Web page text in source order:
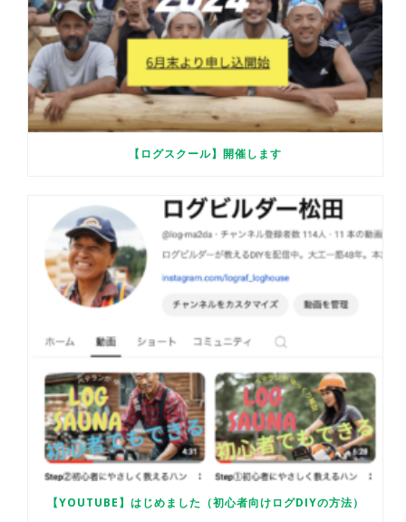
【ログスクール】開催します
【YOUTUBE】はじめました（初心者向けログDIYの方法）